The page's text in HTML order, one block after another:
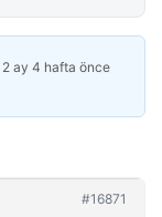
2 ay 4 hafta önce
#16871